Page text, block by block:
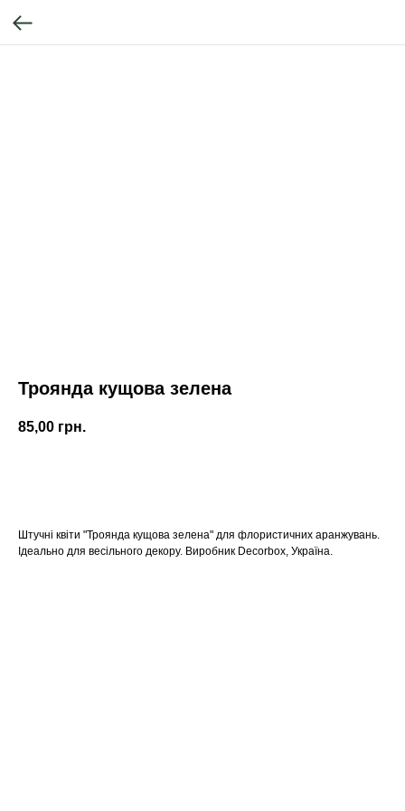
Троянда кущова зелена
85,00 грн.
Штучні квіти "Троянда кущова зелена" для флористичних аранжувань.
Ідеально для весільного декору. Виробник Decorbox, Україна.